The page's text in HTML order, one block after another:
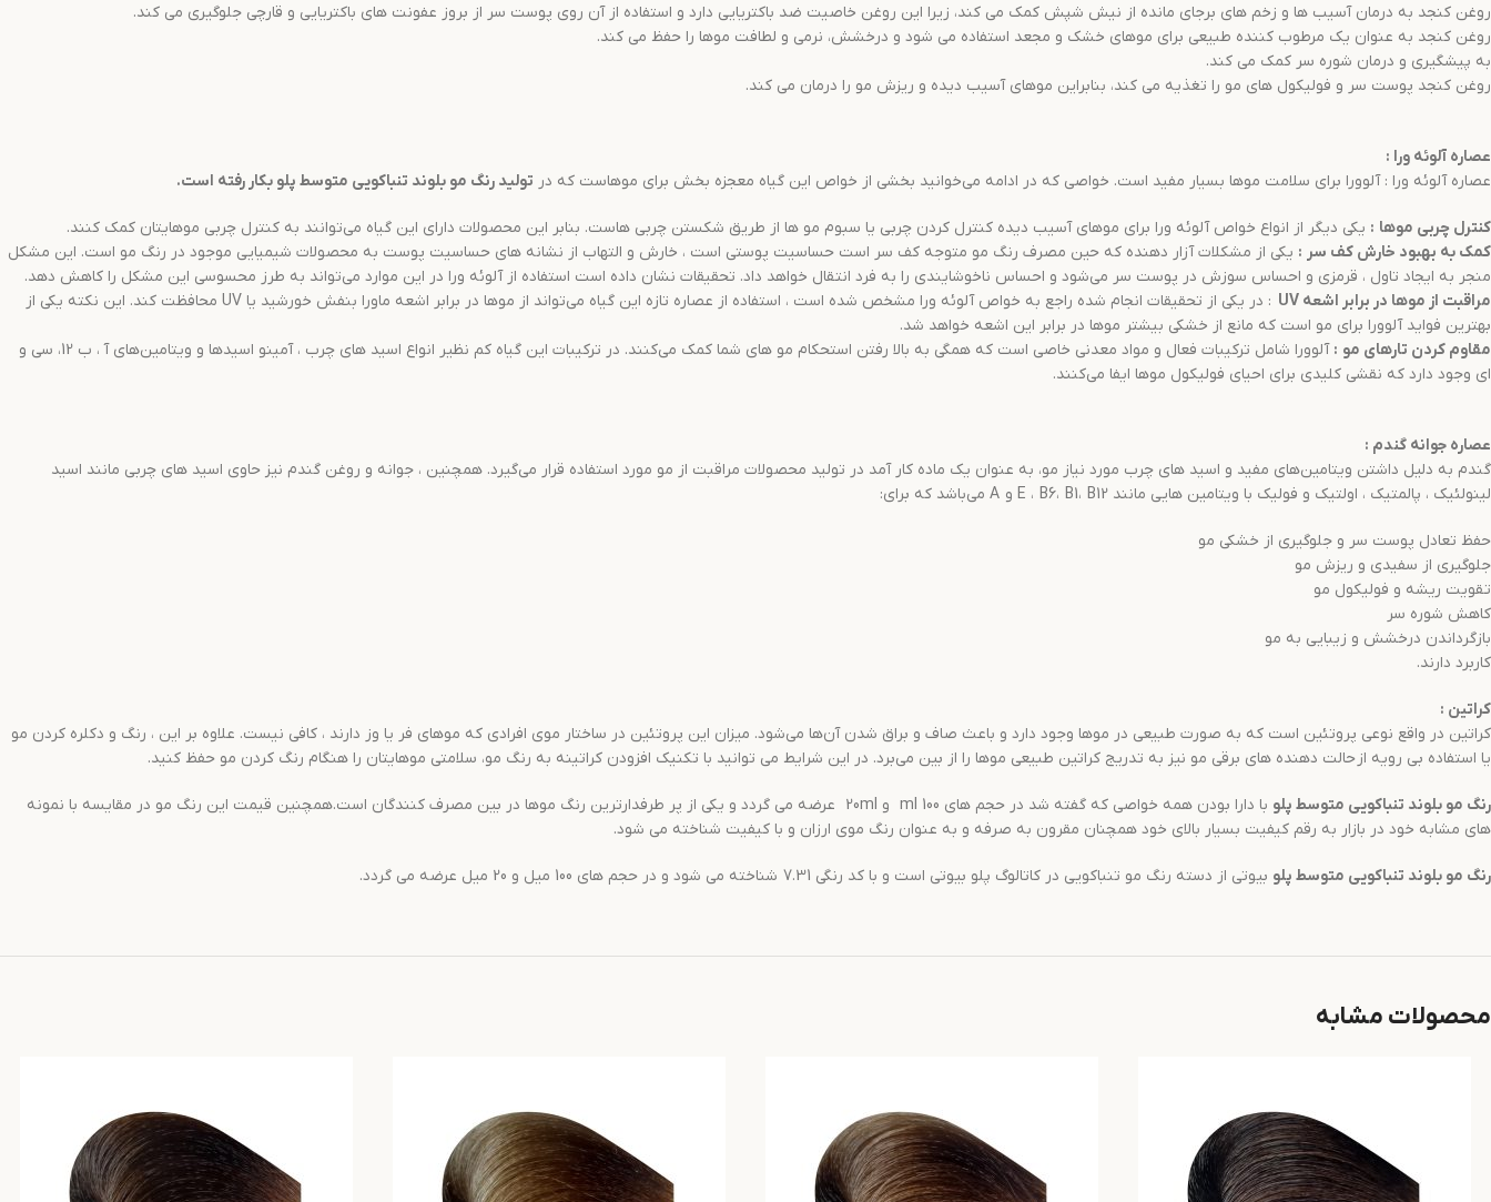
روغن کنجد به درمان آسیب ها و زخم های برجای مانده از نیش شپش کمک می کند، زیرا این روغن خاصیت ضد باکتریایی دارد و استفاده از آن روی پوست سر از بروز عفونت های باکتریایی و قارچی جلوگیری می کند.
روغن کنجد به عنوان یک مرطوب کننده طبیعی برای موهای خشک و مجعد استفاده می شود و درخشش، نرمی و لطافت موها را حفظ می کند.
به پیشگیری و درمان شوره سر کمک می کند.
روغن کنجد پوست سر و فولیکول های مو را تغذیه می کند، بنابراین موهای آسیب دیده و ریزش مو را درمان می کند.
عصاره آلوئه ورا :
عصاره آلوئه ورا : آلوورا برای سلامت موها بسیار مفید است. خواصی که در ادامه می‌خوانید بخشی از خواص این گیاه معجزه بخش برای موهاست که در تولید رنگ مو بلوند تنباکویی متوسط پلو بکار رفته است.
کنترل چربی موها : یکی دیگر از انواع خواص آلوئه ورا برای موهای آسیب دیده کنترل کردن چربی یا سبوم مو ها از طریق شکستن چربی هاست. بنابر این محصولات دارای این گیاه می‌توانند به کنترل چربی موهایتان کمک کنند.
کمک به بهبود خارش کف سر : یکی از مشکلات آزار دهنده که حین مصرف رنگ مو متوجه کف سر است حساسیت پوستی است ، خارش و التهاب از نشانه های حساسیت پوست به محصولات شیمیایی موجود در رنگ مو است. این مشکل
منجر به ایجاد تاول ، قرمزی و احساس سوزش در پوست سر می‌شود و احساس ناخوشایندی را به فرد انتقال خواهد داد. تحقیقات نشان داده است استفاده از آلوئه ورا در این موارد می‌تواند به طرز محسوسی این مشکل را کاهش دهد.
مراقبت از موها در برابر اشعه UV
: در یکی از تحقیقات انجام شده راجع به خواص آلوئه ورا مشخص شده است ، استفاده از عصاره تازه این گیاه می‌تواند از موها در برابر اشعه ماورا بنفش خورشید یا UV محافظت کند. این نکته یکی از
بهترین فواید آلوورا برای مو است که مانع از خشکی بیشتر موها در برابر این اشعه خواهد شد.
مقاوم کردن تارهای مو :
آلوورا شامل ترکیبات فعال و مواد معدنی خاصی است که همگی به بالا رفتن استحکام مو های شما کمک می‌کنند. در ترکیبات این گیاه کم نظیر انواع اسید های چرب ، آمینو اسیدها و ویتامین‌های آ ، ب 12، سی و
ای وجود دارد که نقشی کلیدی برای احیای فولیکول موها ایفا می‌کنند.
عصاره جوانه گندم :
گندم به دلیل داشتن ویتامین‌های مفید و اسید های چرب مورد نیاز مو، به عنوان یک ماده کار آمد در تولید محصولات مراقبت از مو مورد استفاده قرار می‌گیرد. همچنین ، جوانه و روغن گندم نیز حاوی اسید های چربی مانند اسید
لینولئیک ، پالمتیک ، اولتیک و فولیک با ویتامین هایی مانند E ، B6، B1، B12 و A می‌باشد که برای:
حفظ تعادل پوست سر و جلوگیری از خشکی مو
جلوگیری از سفیدی و ریزش مو
تقویت ریشه و فولیکول مو
کاهش شوره سر
بازگرداندن درخشش و زیبایی به مو
کاربرد دارند.
کراتین :
کراتین در واقع نوعی پروتئین است که به صورت طبیعی در موها وجود دارد و باعث صاف و براق شدن آن‌ها می‌شود. میزان این پروتئین در ساختار موی افرادی که موهای فر یا وز دارند ، کافی نیست. علاوه بر این ، رنگ و دکلره کردن مو
یا استفاده بی رویه از حالت دهنده های برقی مو نیز به تدریج کراتین طبیعی موها را از بین می‌برد. در این شرایط می توانید با تکنیک افزودن کراتینه به رنگ مو، سلامتی موهایتان را هنگام رنگ کردن مو حفظ کنید.
رنگ مو بلوند تنباکویی متوسط پلو
با دارا بودن همه خواصی که گفته شد در حجم های 100 ml و 20ml عرضه می گردد و یکی از پر طرفدارترین رنگ موها در بین مصرف کنندگان است.همچنین قیمت این رنگ مو در مقایسه با نمونه
های مشابه خود در بازار به رقم کیفیت بسیار بالای خود همچنان مقرون به صرفه و به عنوان رنگ موی ارزان و با کیفیت شناخته می شود.
رنگ مو بلوند تنباکویی متوسط پلو بیوتی از دسته رنگ مو تنباکویی در کاتالوگ پلو بیوتی است و با کد رنگی 7.31 شناخته می شود و در حجم های 100 میل و 20 میل عرضه می گردد.
محصولات مشابه